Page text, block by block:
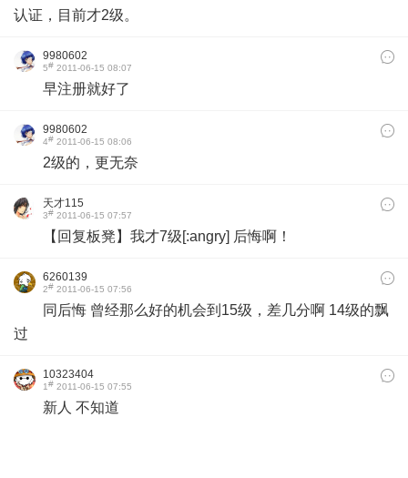
认证，目前才2级。
9980602
5# 2011-06-15 08:07
早注册就好了
9980602
4# 2011-06-15 08:06
2级的，更无奈
天才115
3# 2011-06-15 07:57
【回复板凳】我才7级[:angry] 后悔啊！
6260139
2# 2011-06-15 07:56
同后悔 曾经那么好的机会到15级，差几分啊 14级的飘
过
10323404
1# 2011-06-15 07:55
新人 不知道